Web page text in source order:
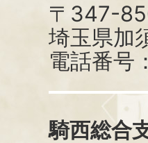
〒347-
埼玉県加
電話番号
騎西総合